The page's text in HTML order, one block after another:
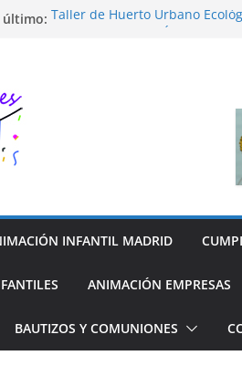
último: Taller de Huerto Urbano
INFANTIL MADRID
ANIMACIÓN EMPRESAS
BAUTIZOS Y COMUNIONES